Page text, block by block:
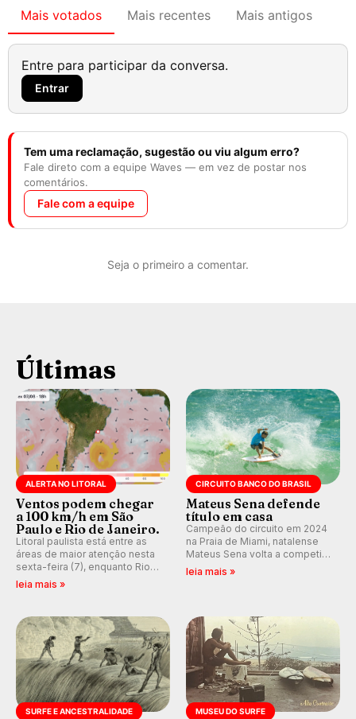
Mais votados Mais recentes Mais antigos
Entre para participar da conversa.
Entrar
Tem uma reclamação, sugestão ou viu algum erro?
Fale direto com a equipe Waves — em vez de postar nos
comentários.
Fale com a equipe
Seja o primeiro a comentar.
Últimas
ALERTA NO LITORAL
Ventos podem chegar
a 100 km/h em São
Paulo e Rio de Janeiro.
Litoral paulista está entre as
áreas de maior atenção nesta
sexta-feira (7), enquanto Rio
de Janeiro também recebe
km/h em Itanhaém.
leia mais »
CIRCUITO BANCO DO BRASIL
Mateus Sena defende
título em casa
Campeão do circuito em 2024
na Praia de Miami, natalense
Mateus Sena volta a competir
em casa em busca de manter a
leia mais »
SURFE E ANCESTRALIDADE MUSEU DO SURFE